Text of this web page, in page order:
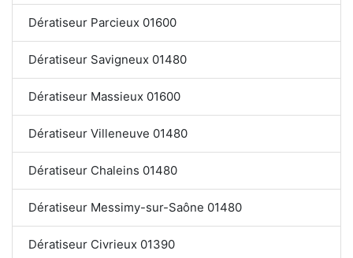
Dératiseur Parcieux 01600
Dératiseur Savigneux 01480
Dératiseur Massieux 01600
Dératiseur Villeneuve 01480
Dératiseur Chaleins 01480
Dératiseur Messimy-sur-Saône 01480
Dératiseur Civrieux 01390